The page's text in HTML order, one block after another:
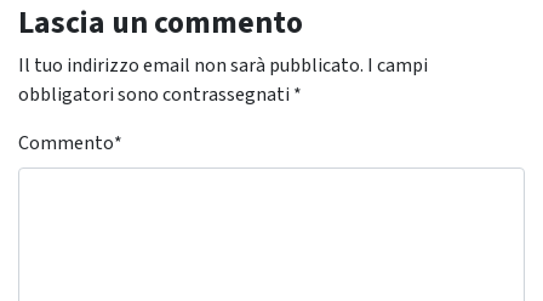
Lascia un commento
Il tuo indirizzo email non sarà pubblicato. I campi
obbligatori sono contrassegnati *
Commento*